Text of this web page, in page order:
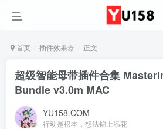
首页 插件效果器 正文
超级智能母带插件合集
Bundle v3.0m MAC
YU158.COM
行动是根本，想法锦上添花